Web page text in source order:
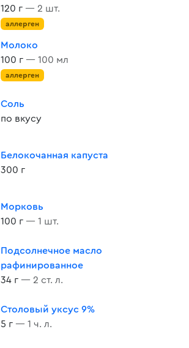
120 г — 2 шт.
аллерген
Молоко
100 г — 100 мл
аллерген
Соль
по вкусу
Белокочанная капуста
300 г
Морковь
100 г — 1 шт.
Подсолнечное масло
рафинированное
34 г — 2 ст. л.
Столовый уксус 9%
5 г — 1 ч. л.